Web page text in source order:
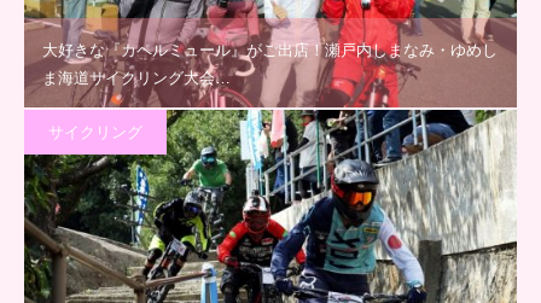
大好きな『カペルミュール』がご出店！瀬戸内しまなみ・ゆめし
ま海道サイクリング大会…
サイクリング